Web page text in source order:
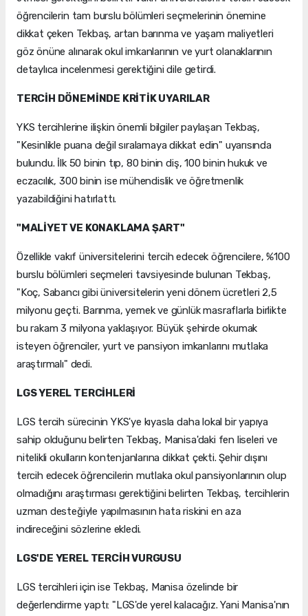
öğrencilerin tam burslu bölümleri seçmelerinin önemine
dikkat çeken Tekbaş, artan barınma ve yaşam maliyetleri
göz önüne alınarak okul imkanlarının ve yurt olanaklarının
detaylıca incelenmesi gerektiğini dile getirdi.
TERCİH DÖNEMİNDE KRİTİK UYARILAR
YKS tercihlerine ilişkin önemli bilgiler paylaşan Tekbaş,
"Kesinlikle puana değil sıralamaya dikkat edin" uyarısında
bulundu. İlk 50 binin tıp, 80 binin diş, 100 binin hukuk ve
eczacılık, 300 binin ise mühendislik ve öğretmenlik
yazabildiğini hatırlattı.
"MALİYET VE KONAKLAMA ŞART"
Özellikle vakıf üniversitelerini tercih edecek öğrencilere, %100
burslu bölümleri seçmeleri tavsiyesinde bulunan Tekbaş,
"Koç, Sabancı gibi üniversitelerin yeni dönem ücretleri 2,5
milyonu geçti. Barınma, yemek ve günlük masraflarla birlikte
bu rakam 3 milyona yaklaşıyor. Büyük şehirde okumak
isteyen öğrenciler, yurt ve pansiyon imkanlarını mutlaka
araştırmalı" dedi.
LGS YEREL TERCİHLERİ
LGS tercih sürecinin YKS'ye kıyasla daha lokal bir yapıya
sahip olduğunu belirten Tekbaş, Manisa'daki fen liseleri ve
nitelikli okulların kontenjanlarına dikkat çekti. Şehir dışını
tercih edecek öğrencilerin mutlaka okul pansiyonlarının olup
olmadığını araştırması gerektiğini belirten Tekbaş, tercihlerin
uzman desteğiyle yapılmasının hata riskini en aza
indireceğini sözlerine ekledi.
LGS'DE YEREL TERCİH VURGUSU
LGS tercihleri için ise Tekbaş, Manisa özelinde bir
değerlendirme yaptı: "LGS'de yerel kalacağız. Yani Manisa'nın